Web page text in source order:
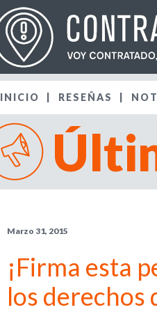
Marzo 31, 2015
¡Firma esta
los derechos
INICIO RESEÑAS